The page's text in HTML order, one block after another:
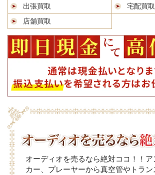
出張買取
宅配買取
店舗買取
オーディオを売るなら絶対ココ！！
カー、プレーヤーから真空管やトラン